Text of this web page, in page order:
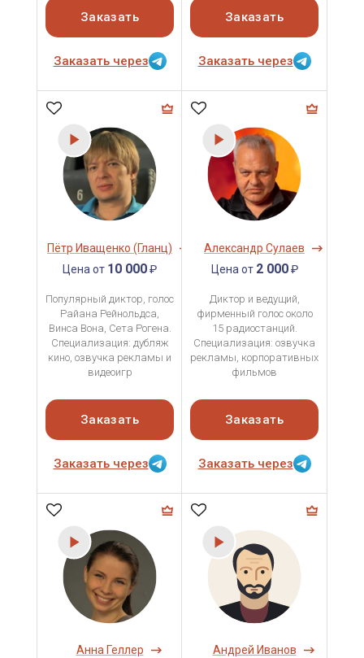
Заказать
Заказать через
Заказать
Заказать через
Пётр Иващенко (Гланц)
Цена от 10 000₽
Популярный диктор, голос
Райана Рейнольдса,
Винса Вона, Сета Рогена.
Специализация: дубляж
кино, озвучка рекламы и
видеоигр
Заказать
Заказать через
Александр Сулаев
Цена от 2 000₽
Диктор и ведущий,
фирменный голос около
15 радиостанций.
Специализация: озвучка
рекламы, корпоративных
фильмов
Заказать
Заказать через
Анна Геллер
Андрей Иванов